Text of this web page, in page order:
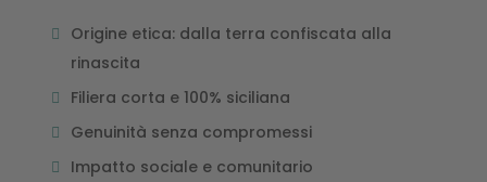
Origine etica: dalla terra confiscata alla
rinascita
Filiera corta e 100% siciliana
Genuinità senza compromessi
Impatto sociale e comunitario